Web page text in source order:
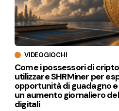
VIDEOGIOCHI
Come i possessori di
utilizzare SHRMiner per
opportunità di guadagno
un aumento giornaliero
digitali